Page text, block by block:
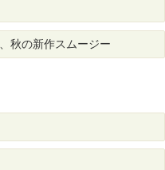
秋の新作スムージー